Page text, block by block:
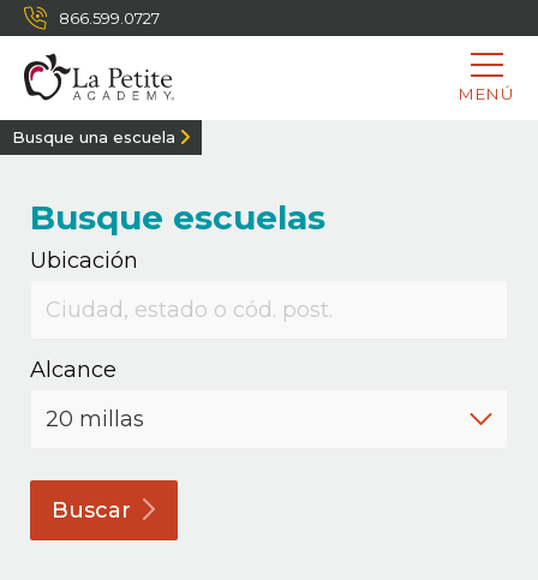
866.599.0727
MENÚ
Busque una escuela
Busque escuelas
Ubicación
Alcance
Buscar